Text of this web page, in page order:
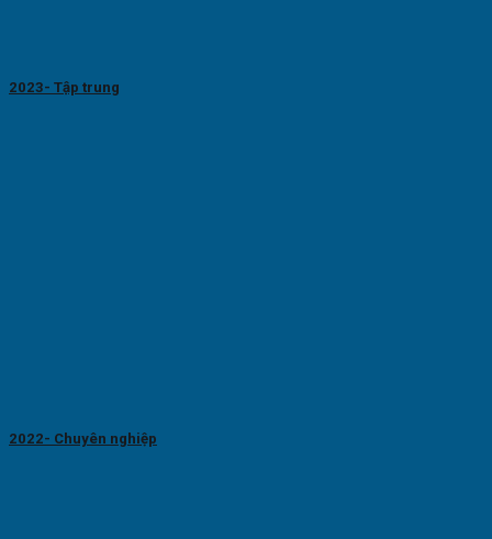
2023- Tập trung
2022- Chuyên nghiệp